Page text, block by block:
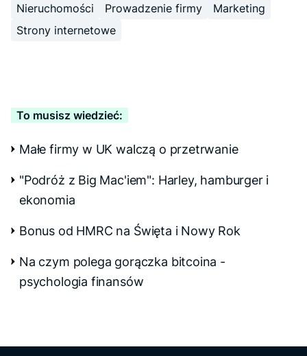
Nieruchomości
Prowadzenie firmy
Marketing
Strony internetowe
To musisz wiedzieć:
Małe firmy w UK walczą o przetrwanie
"Podróż z Big Mac'iem": Harley, hamburger i
ekonomia
Bonus od HMRC na Święta i Nowy Rok
Na czym polega gorączka bitcoina -
psychologia finansów